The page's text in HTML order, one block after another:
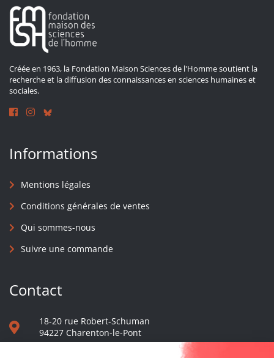
Créée en 1963, la Fondation Maison Sciences de l'Homme soutient la
recherche et la diffusion des connaissances en sciences humaines et
sociales.
Informations
Mentions légales
Conditions générales de ventes
Qui sommes-nous
Suivre une commande
Contact
18-20 rue Robert-Schuman
94227 Charenton-le-Pont